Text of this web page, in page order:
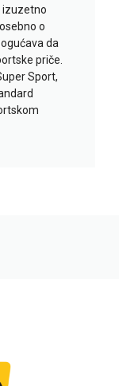
izuzetno
o
da
priče.
Sport,